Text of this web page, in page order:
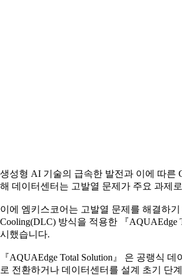
생성형 AI 기술의 급속한 발전과 이에 따른
해 데이터센터는 고발열 문제가 주요 과제
이에 엠키스코어는 고발열 문제를 해결하기
Cooling(DLC) 방식을 적용한 『AQUAEdge
시했습니다.
『AQUAEdge Total Solution』 은 공랭식
로 전환하거나 데이터센터를 설계 초기 단